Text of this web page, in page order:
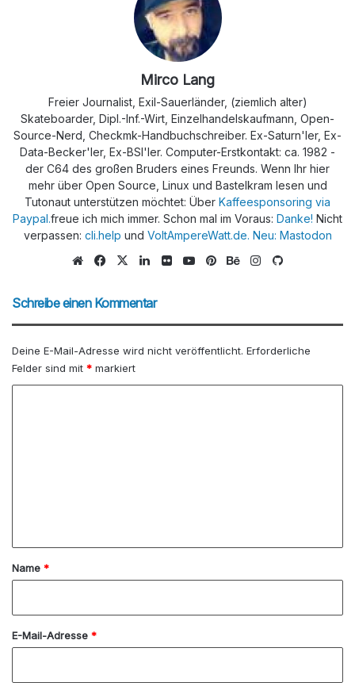
Mirco Lang
Freier Journalist, Exil-Sauerländer, (ziemlich alter)
Skateboarder, Dipl.-Inf.-Wirt, Einzelhandelskaufmann, Open-
Source-Nerd, Checkmk-Handbuchschreiber. Ex-Saturn'ler, Ex-
Data-Becker'ler, Ex-BSI'ler. Computer-Erstkontakt: ca. 1982 -
der C64 des großen Bruders eines Freunds. Wenn Ihr hier
mehr über Open Source, Linux und Bastelkram lesen und
Tutonaut unterstützen möchtet: Über Kaffeesponsoring via
Paypal.freue ich mich immer. Schon mal im Voraus: Danke! Nicht
verpassen: cli.help und VoltAmpereWatt.de. Neu: Mastodon
We
eit
Fa
bo
X
Lin
dIn
Flic
Yo
Pin
Be
Ins
Schreibe einen Kommentar
Deine E-Mail-Adresse wird nicht veröffentlicht. Erforderliche
Felder sind mit * markiert
a
*
Name *
E-Mail-Adresse *